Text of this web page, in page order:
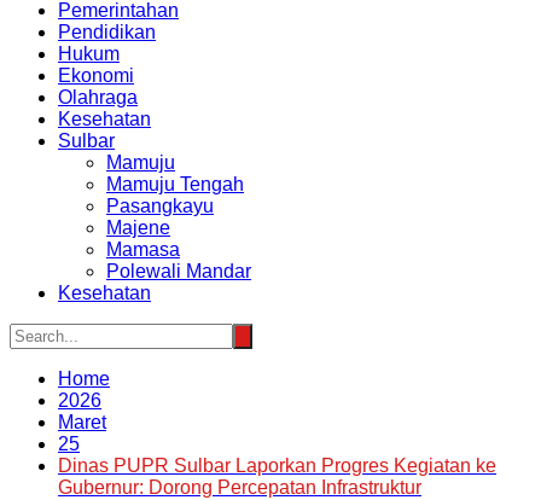
Pemerintahan
Pendidikan
Hukum
Ekonomi
Olahraga
Kesehatan
Sulbar
Mamuju
Mamuju Tengah
Pasangkayu
Majene
Mamasa
Polewali Mandar
Kesehatan
Home
2026
Maret
25
Dinas PUPR Sulbar Laporkan Progres Kegiatan ke
Gubernur: Dorong Percepatan Infrastruktur